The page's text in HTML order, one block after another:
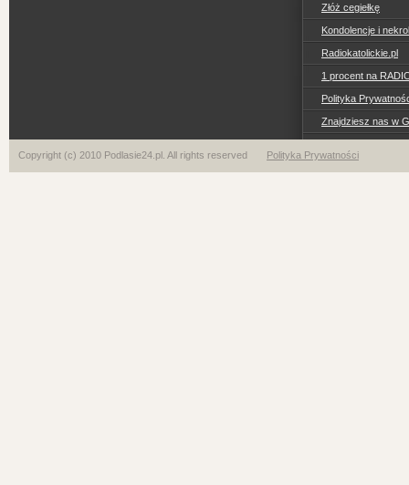
Złóż cegiełkę
Kondolencje i
Radiokatolickie.pl
1 procent na
Polityka
Znajdziesz nas w
Copyright (c) 2010 Podlasie24.pl. All rights reserved Polityka Prywatności